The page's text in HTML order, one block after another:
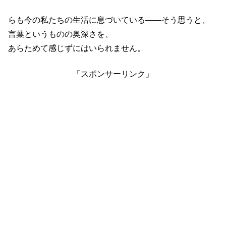
らも今の私たちの生活に息づいている——そう思うと、
言葉というものの奥深さを、
あらためて感じずにはいられません。
「スポンサーリンク」